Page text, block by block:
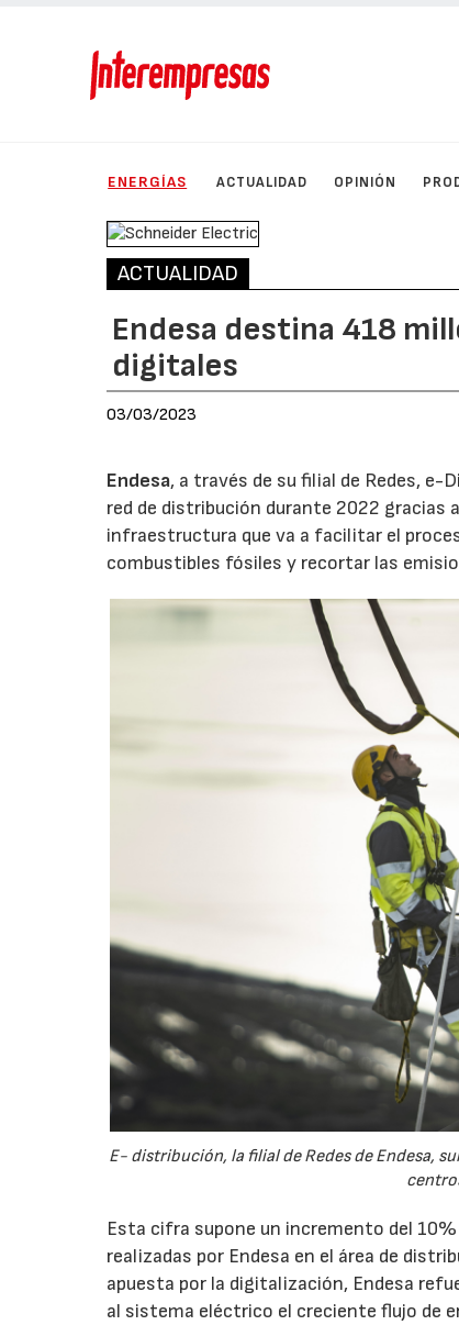
ENERGÍAS ACTUALIDAD OPINIÓN
ACTUALIDAD
Endesa destina 418
digitales
03/03/2023
Endesa, a través de su filial de Redes, e-
red de distribución durante 2022 gracias
infraestructura que va a facilitar el
combustibles fósiles y recortar las
E- distribución, la filial de Redes de Endesa,
Esta cifra supone un incremento del
realizadas por Endesa en el área de
apuesta por la digitalización, Endesa
al sistema eléctrico el creciente flujo de